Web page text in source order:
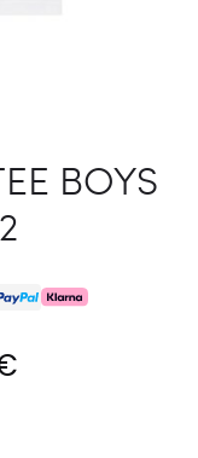
BOYS